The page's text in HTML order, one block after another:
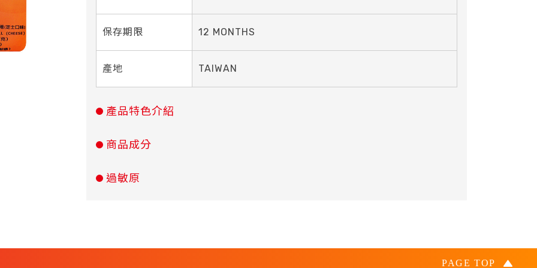
保存期限 12 MONTHS
產地 TAIWAN
產品特色介紹
商品成分
過敏原